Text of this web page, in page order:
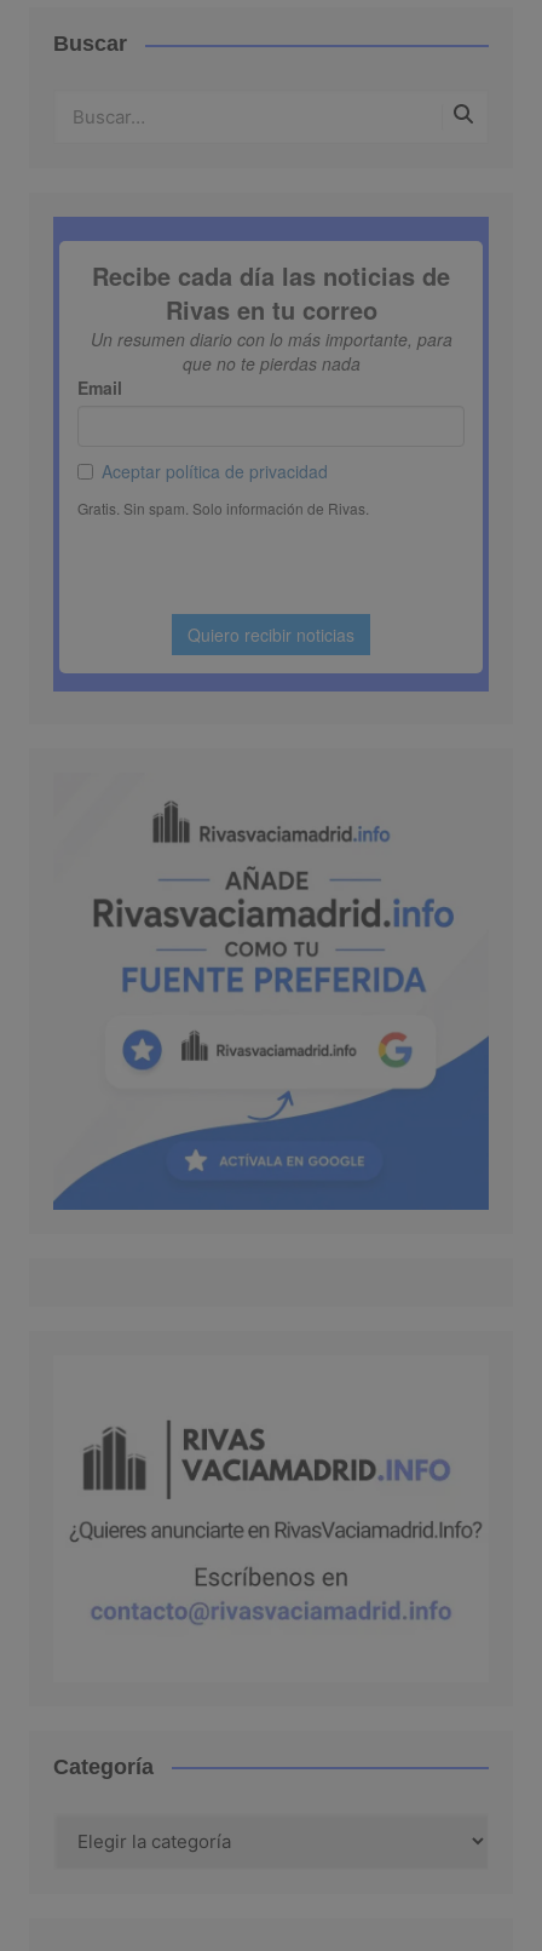
Buscar
Categoría